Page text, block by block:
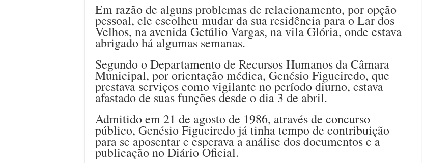
Em razão de alguns problemas de relacionamento, por opção
pessoal, ele escolheu mudar da sua residência para o Lar dos
Velhos, na avenida Getúlio Vargas, na vila Glória, onde estava
abrigado há algumas semanas.
Segundo o Departamento de Recursos Humanos da Câmara
Municipal, por orientação médica, Genésio Figueiredo, que
prestava serviços como vigilante no período diurno, estava
afastado de suas funções desde o dia 3 de abril.
Admitido em 21 de agosto de 1986, através de concurso
público, Genésio Figueiredo já tinha tempo de contribuição
para se aposentar e esperava a análise dos documentos e a
publicação no Diário Oficial.